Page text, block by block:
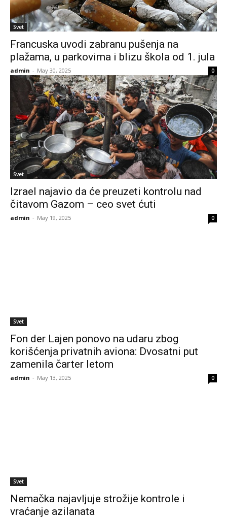
Svet
Francuska uvodi zabranu pušenja na
plažama, u parkovima i blizu škola od 1. jula
admin - May 30, 2025 0
Svet
Izrael najavio da će preuzeti kontrolu nad
čitavom Gazom – ceo svet ćuti
admin - May 19, 2025 0
Svet
Fon der Lajen ponovo na udaru zbog
korišćenja privatnih aviona: Dvosatni put
zamenila čarter letom
admin - May 13, 2025 0
Svet
Nemačka najavljuje strožije kontrole i
vraćanje azilanata